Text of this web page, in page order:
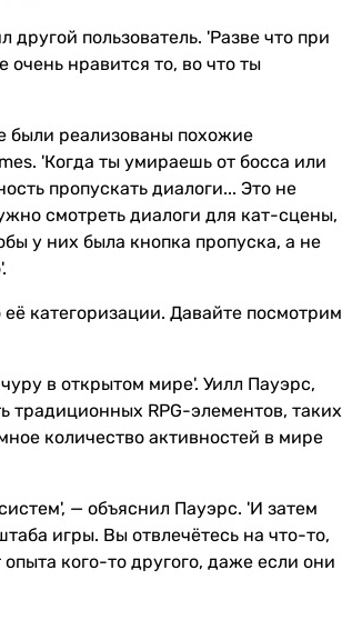
пользователь. 'Разве что при
нравится то, во что ты
были реализованы похожие
'Когда ты умираешь от босса или
пропускать диалоги... Это не
смотреть диалоги для кат-сцены,
у них была кнопка пропуска, а не
категоризации. Давайте посмотрим
в открытом мире'. Уилл Пауэрс,
традиционных RPG-элементов, таких
количество активностей в мире
— объяснил Пауэрс. 'И затем
игры. Вы отвлечётесь на что-то,
кого-то другого, даже если они